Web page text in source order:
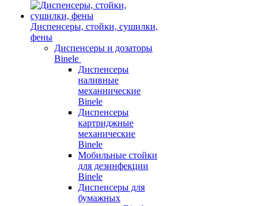
Диспенсеры, стойки, сушилки,
фены
Диспенсеры и дозаторы
Binele
Диспенсеры
наливные
механнические
Binele
Диспенсеры
картриджные
механические
Binele
Мобильные стойки
для дезинфекции
Binele
Диспенсеры для
бумажных